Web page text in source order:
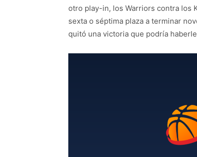
otro play-in, los Warriors contra los
sexta o séptima plaza a terminar
quitó una victoria que podría